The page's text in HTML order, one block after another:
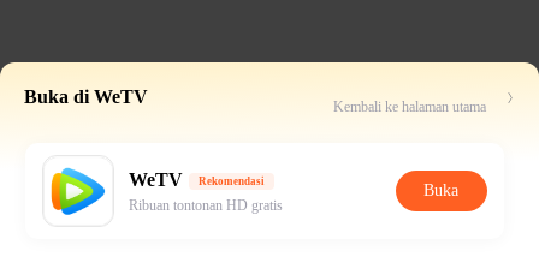
Buka di WeTV Kembali ke halaman utama
WeTV Rekomendasi
Ribuan tontonan HD gratis
Buka